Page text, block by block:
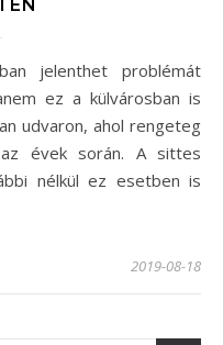
ez a külvárosban is
udvaron, ahol rengeteg
évek során. A sittes
nélkül ez esetben is
2019-08-18